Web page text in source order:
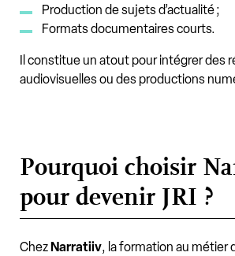
Production de sujets d’actualité ;
Formats documentaires courts.
Il constitue un atout pour intégrer des
audiovisuelles ou des productions
Pourquoi choisir
pour devenir JRI ?
ChezNarratiiv, la formation au métier